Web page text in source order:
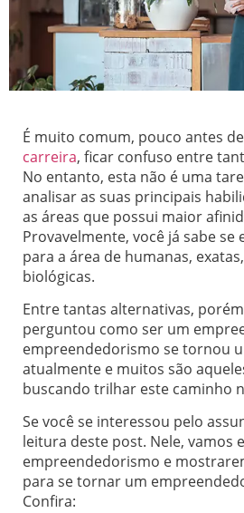
É muito comum, pouco antes de
carreira, ficar confuso entre
No entanto, esta não é uma
analisar as suas principais
as áreas que possui maior
Provavelmente, você já sabe se
para a área de humanas,
biológicas.
Entre tantas alternativas,
perguntou como ser um
empreendedorismo se tornou
atualmente e muitos são
buscando trilhar este caminho
Se você se interessou pelo
leitura deste post. Nele, vamos
empreendedorismo e
para se tornar um
Confira: